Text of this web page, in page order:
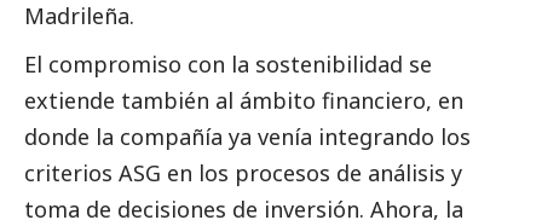
Madrileña.
El compromiso con la sostenibilidad se
extiende también al ámbito financiero, en
donde la compañía ya venía integrando los
criterios ASG en los procesos de análisis y
toma de decisiones de inversión. Ahora, la